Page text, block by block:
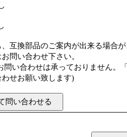
互換部品のご案内が出来る場合
問い合わせ下さい。
問い合わせは承っておりません。
せお願い致します)